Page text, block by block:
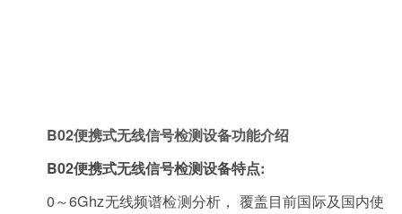
B02便携式无线信号检测设备功能介绍
B02便携式无线信号检测设备特点:
0～6Ghz无线频谱检测分析， 覆盖目前国际及国内使